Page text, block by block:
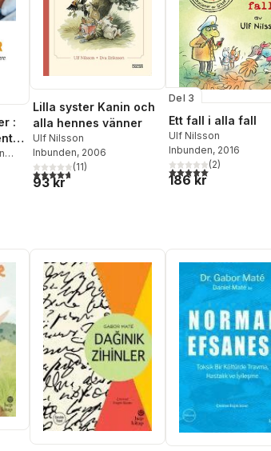
:
,Jan
Olof
Lilla syster Kanin och
alla hennes vänner
Ulf Nilsson
Inbunden, 2006
4,7utav 5 stjärnor. Totalt antal röster:
(11)
93 kr
Del 3
Ett fall i alla fall
Ulf Nilsson
Inbunden, 2016
5,0utav 5 stjärnor.
(2)
186 kr